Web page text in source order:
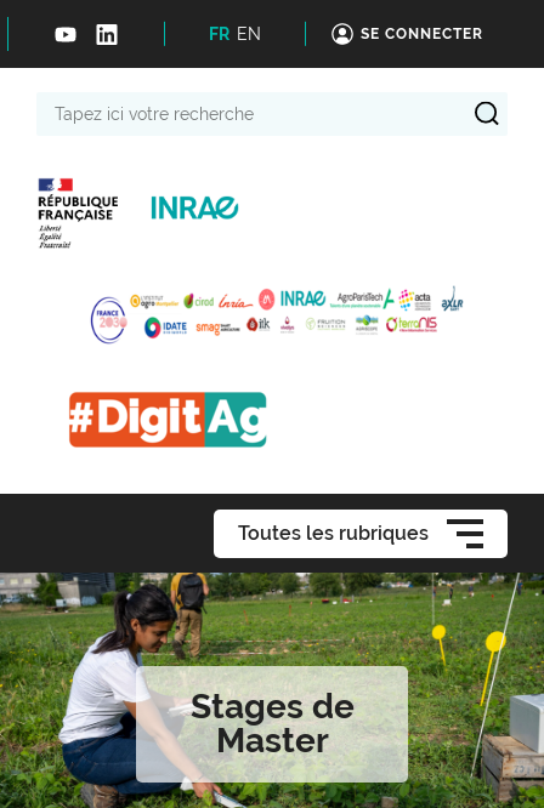
FR EN SE CONNECTER
Toutes les rubriques
Stages de
Master